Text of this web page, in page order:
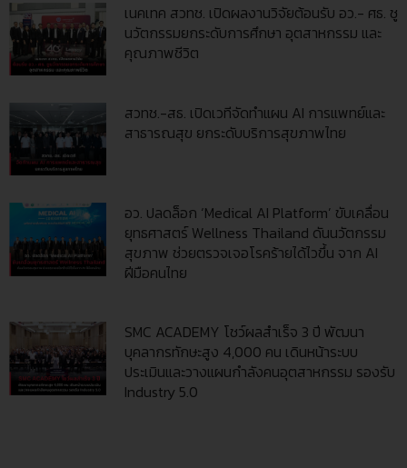
เนคเทค สวทช. เปิดผลงานวิจัยต้อนรับ อว.- ศธ. ชู
นวัตกรรมยกระดับการศึกษา อุตสาหกรรม และ
คุณภาพชีวิต
สวทช.-สธ. เปิดเวทีจัดทำแผน AI การแพทย์และ
สาธารณสุข ยกระดับบริการสุขภาพไทย
อว. ปลดล็อก ‘Medical AI Platform’ ขับเคลื่อน
ยุทธศาสตร์ Wellness Thailand ดันนวัตกรรม
สุขภาพ ช่วยตรวจเจอโรคร้ายได้ไวขึ้น จาก AI
ฝีมือคนไทย
SMC ACADEMY โชว์ผลสำเร็จ 3 ปี พัฒนา
บุคลากรทักษะสูง 4,000 คน เดินหน้าระบบ
ประเมินและวางแผนกำลังคนอุตสาหกรรม รองรับ
Industry 5.0